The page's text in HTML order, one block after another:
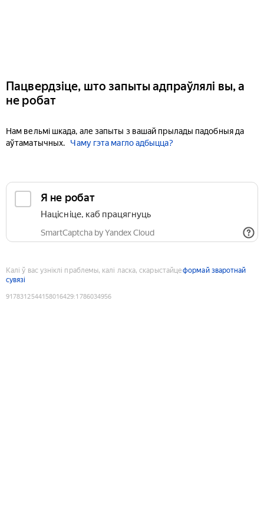
Пацвердзіце, што запыты адпраўлялі вы, а
не робат
Нам вельмі шкада, але запыты з вашай прылады падобныя да
аўтаматычных.
Чаму гэта магло адбыцца?
Я не робат
Націсніце, каб працягнуць
SmartCaptcha by Yandex Cloud
Калі ў вас узніклі праблемы, калі ласка, скарыстайцеформай зваротнай
сувязі
9178312544158016429:1786034956